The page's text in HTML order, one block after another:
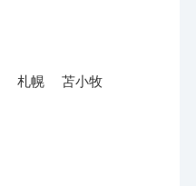
札幌 苫小牧